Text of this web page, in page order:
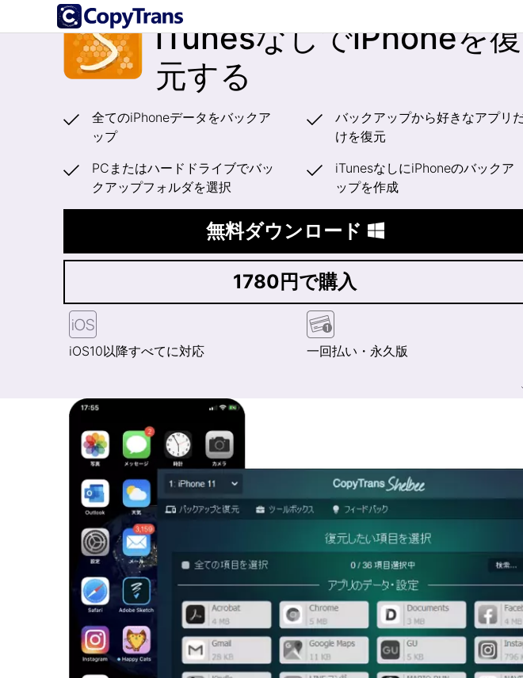
CopyTrans Shelbee
iTunesなしでiPhoneを復
元する
全てのiPhoneデータをバックア
ップ
バックアップから好きなアプリ
けを復元
PCまたはハードドライブでバッ
クアップフォルダを選択
iTunesなしにiPhoneのバックア
ップを作成
無料ダウンロード
1780円で購入
iOS10以降すべてに対応 一回払い・永久版